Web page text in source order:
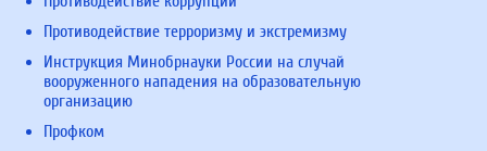
Противодействие терроризму и экстремизму
Инструкция Минобрнауки России на случай
вооруженного нападения на образовательную
организацию
Профком